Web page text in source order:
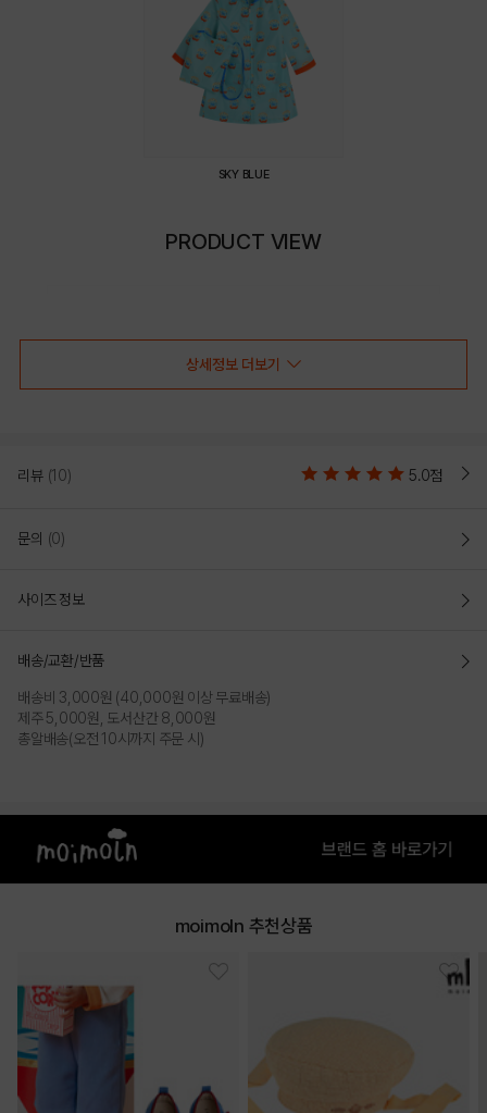
SKY BLUE
PRODUCT VIEW
상세정보 더보기
리뷰 (10) 5.0점
문의 (0)
사이즈 정보
배송/교환/반품
배송비 3,000원 (40,000원 이상 무료배송)
제주 5,000원, 도서산간 8,000원
총알배송(오전 10시까지 주문 시)
moimoln 추천상품